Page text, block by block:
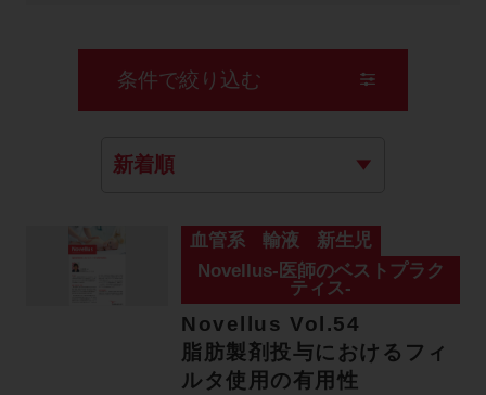
条件で絞り込む
血管系 輸液
新生児
Novellus-医師のベストプラク
ティス-
Novellus Vol.54
脂肪製剤投与におけるフィ
ルタ使用の有用性